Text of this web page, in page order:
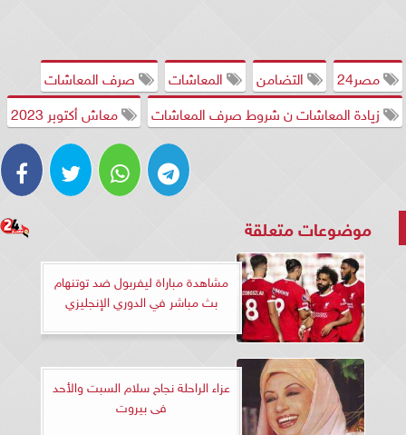
مصر24 التضامن المعاشات
صرف المعاشات
زيادة المعاشات ن شروط صرف المعاشات
معاش أكتوبر 2023
موضوعات متعلقة
مشاهدة مباراة ليفربول ضد توتنهام
بث مباشر في الدوري الإنجليزي
عزاء الراحلة نجاح سلام السبت والأحد
فى بيروت